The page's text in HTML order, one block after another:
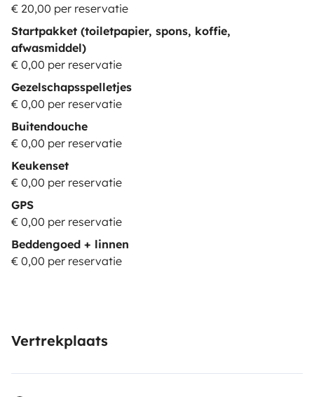
€ 20,00 per reservatie
Startpakket (toiletpapier, spons, koffie,
afwasmiddel)
€ 0,00 per reservatie
Gezelschapsspelletjes
€ 0,00 per reservatie
Buitendouche
€ 0,00 per reservatie
Keukenset
€ 0,00 per reservatie
GPS
€ 0,00 per reservatie
Beddengoed + linnen
€ 0,00 per reservatie
Vertrekplaats